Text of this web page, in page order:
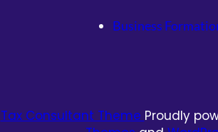
Business
Tax Consultant Theme Proudly